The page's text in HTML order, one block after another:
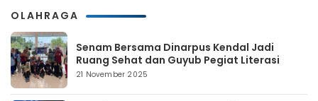
OLAHRAGA
Senam Bersama Dinarpus Kendal Jadi
Ruang Sehat dan Guyub Pegiat Literasi
21 November 2025